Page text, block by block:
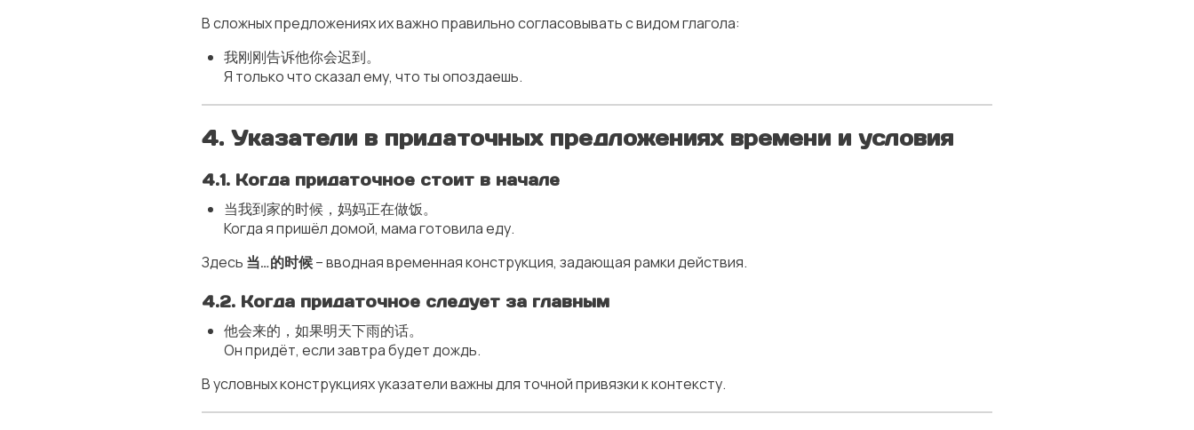
В сложных предложениях их важно правильно согласовывать с видом глагола:
我刚刚告诉他你会迟到。
Я только что сказал ему, что ты опоздаешь.
4. Указатели в придаточных предложениях времени и условия
4.1. Когда придаточное стоит в начале
当我到家的时候，妈妈正在做饭。
Когда я пришёл домой, мама готовила еду.
Здесь 当…的时候– вводная временная конструкция, задающая рамки действия.
4.2. Когда придаточное следует за главным
他会来的，如果明天下雨的话。
Он придёт, если завтра будет дождь.
В условных конструкциях указатели важны для точной привязки к контексту.